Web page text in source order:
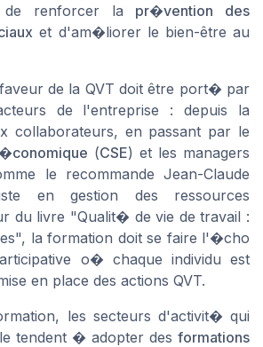
de renforcer la pr�vention des
et d'am�liorer le bien-être au
de la QVT doit être port� par
de l'entreprise : depuis la
collaborateurs, en passant par le
(CSE) et les managers
le recommande Jean-Claude
en gestion des ressources
du livre "Qualit� de vie de travail :
la formation doit se faire l'�cho
o� chaque individu est
en place des actions QVT.
les secteurs d'activit� qui
tendent � adopter des formations